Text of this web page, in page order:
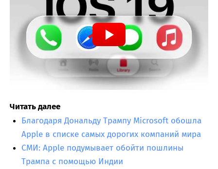
Читать далее
Благодаря Дональду Трампу Microsoft обошла
Apple в списке самых дорогих компаний мира
СМИ: Apple подумывает обойти пошлины
Трампа с помощью Индии